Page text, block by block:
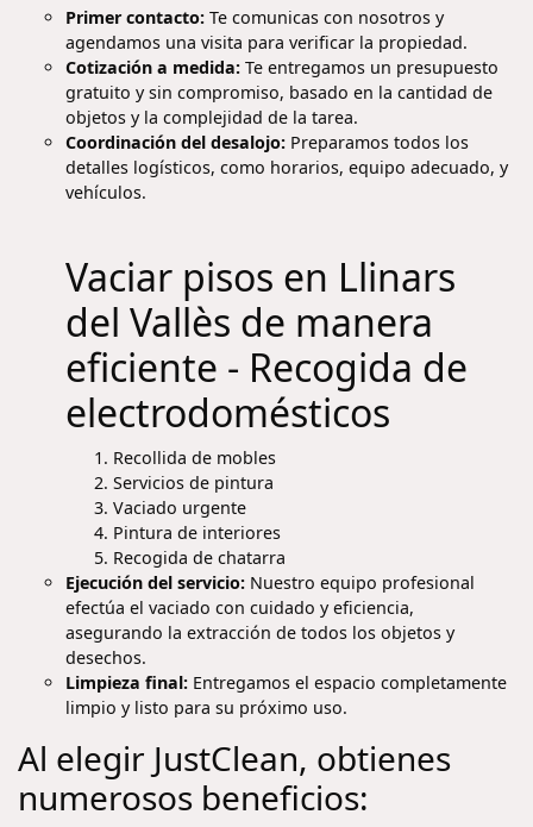
Primer contacto: Te comunicas con nosotros y
agendamos una visita para verificar la propiedad.
Cotización a medida: Te entregamos un presupuesto
gratuito y sin compromiso, basado en la cantidad de
objetos y la complejidad de la tarea.
Coordinación del desalojo: Preparamos todos los
detalles logísticos, como horarios, equipo adecuado, y
vehículos.
Vaciar pisos en Llinars
del Vallès de manera
eficiente - Recogida de
electrodomésticos
Recollida de mobles
Servicios de pintura
Vaciado urgente
Pintura de interiores
Recogida de chatarra
Ejecución del servicio: Nuestro equipo profesional
efectúa el vaciado con cuidado y eficiencia,
asegurando la extracción de todos los objetos y
desechos.
Limpieza final: Entregamos el espacio completamente
limpio y listo para su próximo uso.
Al elegir JustClean, obtienes
numerosos beneficios: